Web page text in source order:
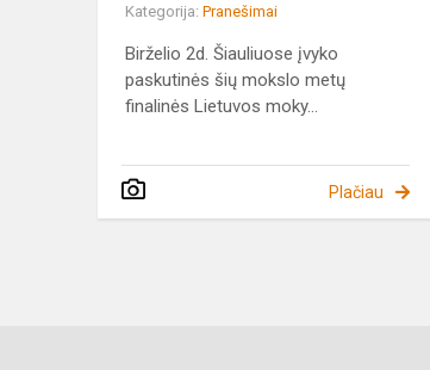
Kategorija: Pranešimai
Birželio 2d. Šiauliuose įvyko
paskutinės šių mokslo metų
finalinės Lietuvos moky...
Plačiau